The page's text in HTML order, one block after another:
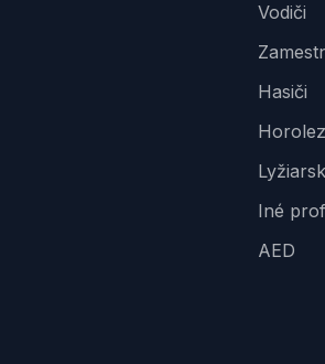
Vodiči
Hasiči
Iné
AED